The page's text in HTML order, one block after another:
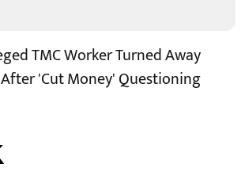
TMC Worker Turned Away
'Cut Money' Questioning